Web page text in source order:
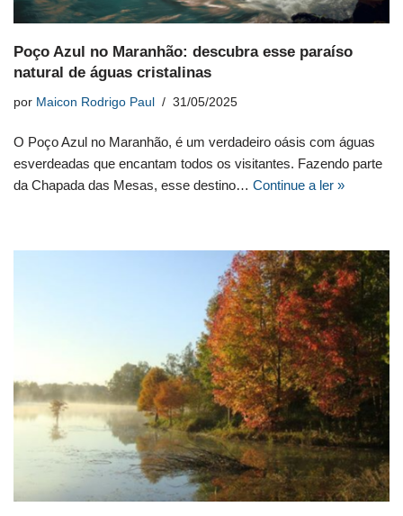
Poço Azul no Maranhão: descubra esse paraíso
natural de águas cristalinas
por Maicon Rodrigo Paul 31/05/2025
O Poço Azul no Maranhão, é um verdadeiro oásis com águas
esverdeadas que encantam todos os visitantes. Fazendo parte
da Chapada das Mesas, esse destino… Continue a ler »